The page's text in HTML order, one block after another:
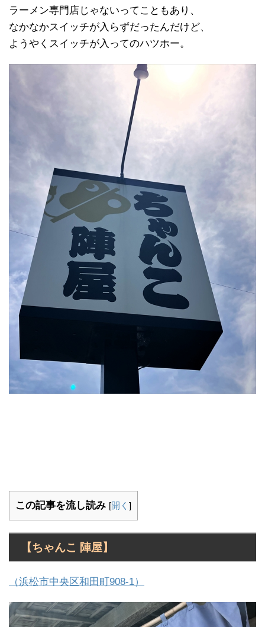
ラーメン専門店じゃないってこともあり、
なかなかスイッチが入らずだったんだけど、
ようやくスイッチが入ってのハツホー。
この記事を流し読み [開く ]
【ちゃんこ 陣屋】
（浜松市中央区和田町908-1）